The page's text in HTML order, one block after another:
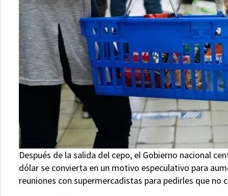
Después de la salida del cepo, el Gobierno nacional
dólar se convierta en un motivo especulativo para
reuniones con supermercadistas para pedirles que no